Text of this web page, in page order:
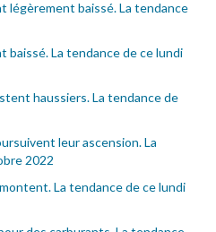
légèrement baissé. La tendance
baissé. La tendance de ce lundi
haussiers. La tendance de
leur ascension. La
2022
La tendance de ce lundi